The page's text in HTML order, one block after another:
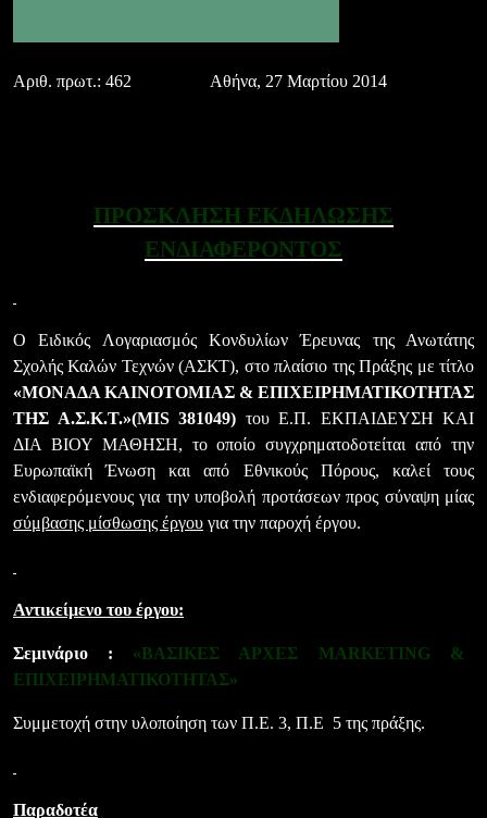
Αριθ. πρωτ.: 462 Αθήνα, 27 Μαρτίου 2014
ΠΡΟΣΚΛΗΣΗ ΕΚΔΗΛΩΣΗΣ
ΕΝΔΙΑΦΕΡΟΝΤΟΣ
Ο Ειδικός Λογαριασμός Κονδυλίων Έρευνας της Ανωτάτης
Σχολής Καλών Τεχνών (ΑΣΚΤ), στο πλαίσιο της Πράξης με τίτλο
«ΜΟΝΑΔΑ ΚΑΙΝΟΤΟΜΙΑΣ & ΕΠΙΧΕΙΡΗΜΑΤΙΚΟΤΗΤΑΣ
ΤΗΣ Α.Σ.Κ.Τ.»(MIS381049) του Ε.Π. ΕΚΠΑΙΔΕΥΣΗ ΚΑΙ
ΔΙΑ ΒΙΟΥ ΜΑΘΗΣΗ, το οποίο συγχρηματοδοτείται από την
Ευρωπαϊκή Ένωση και από Εθνικούς Πόρους, καλεί τους
ενδιαφερόμενους για την υποβολή προτάσεων προς σύναψη μίας
σύμβασης μίσθωσης έργου για την παροχή έργου.
Αντικείμενο του έργου:
Σεμινάριο : «ΒΑΣΙΚΕΣ ΑΡΧΕΣ MARKETING&
ΕΠΙΧΕΙΡΗΜΑΤΙΚΟΤΗΤΑΣ»
Συμμετοχή στην υλοποίηση των Π.Ε. 3, Π.Ε 5 της πράξης.
Παραδοτέα